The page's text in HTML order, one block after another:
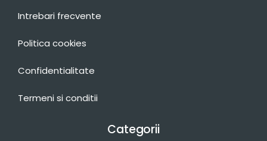
Intrebari frecvente
Politica cookies
Confidentialitate
Termeni si conditii
Categorii